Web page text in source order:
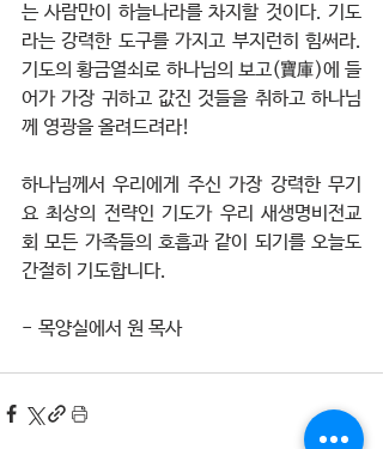
는 사람만이 하늘나라를 차지할 것이다. 기도
라는 강력한 도구를 가지고 부지런히 힘써라.
기도의 황금열쇠로 하나님의 보고(寶庫)에 들
어가 가장 귀하고 값진 것들을 취하고 하나님
께 영광을 올려드려라!
하나님께서 우리에게 주신 가장 강력한 무기
요 최상의 전략인 기도가 우리 새생명비전교
회 모든 가족들의 호흡과 같이 되기를 오늘도
간절히 기도합니다.
- 목양실에서 원 목사